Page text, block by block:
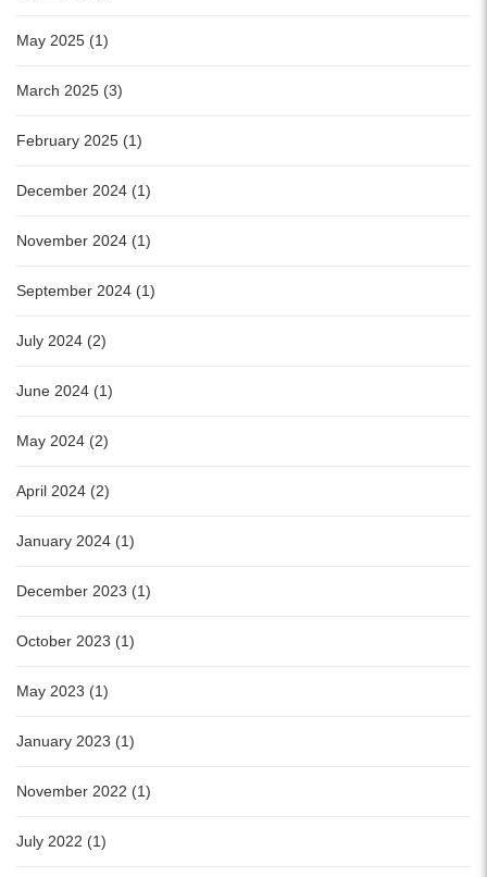
May 2025 (1)
March 2025 (3)
February 2025 (1)
December 2024 (1)
November 2024 (1)
September 2024 (1)
July 2024 (2)
June 2024 (1)
May 2024 (2)
April 2024 (2)
January 2024 (1)
December 2023 (1)
October 2023 (1)
May 2023 (1)
January 2023 (1)
November 2022 (1)
July 2022 (1)